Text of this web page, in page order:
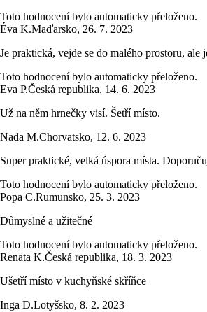
Toto hodnocení bylo automaticky přeloženo.
Éva K.Maďarsko, 26. 7. 2023
Je praktická, vejde se do malého prostoru, ale
Toto hodnocení bylo automaticky přeloženo.
Eva P.Česká republika, 14. 6. 2023
Už na něm hrnečky visí. Šetří místo.
Nada M.Chorvatsko, 12. 6. 2023
Super praktické, velká úspora místa.
Toto hodnocení bylo automaticky přeloženo.
Popa C.Rumunsko, 25. 3. 2023
Důmyslné a užitečné
Toto hodnocení bylo automaticky přeloženo.
Renata K.Česká republika, 18. 3. 2023
Ušetří místo v kuchyňské skříňce
Inga D.Lotyšsko, 8. 2. 2023